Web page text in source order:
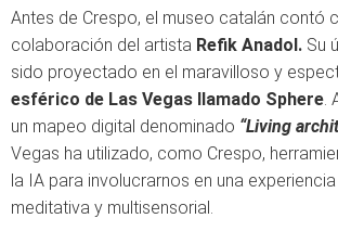
Antes de Crespo, el museo catalán contó
colaboración del artista Refik Anadol. Su
sido proyectado en el maravilloso y
esférico de Las Vegas llamado Sphere.
un mapeo digital denominado “Living
Vegas ha utilizado, como Crespo,
la IA para involucrarnos en una
meditativa y multisensorial.